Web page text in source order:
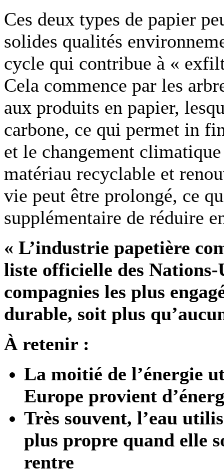
Ces deux types de papier
solides qualités
cycle qui contribue à «
Cela commence par les
aux produits en papier,
carbone, ce qui permet in
et le changement
matériau recyclable et
vie peut être prolongé, ce
supplémentaire de réduire
« L’industrie papetière
liste officielle des Nations-
compagnies les plus
durable, soit plus
À retenir :
La moitié de l’énergie
Europe provient
Très souvent, l’eau
plus propre quand elle
rentre